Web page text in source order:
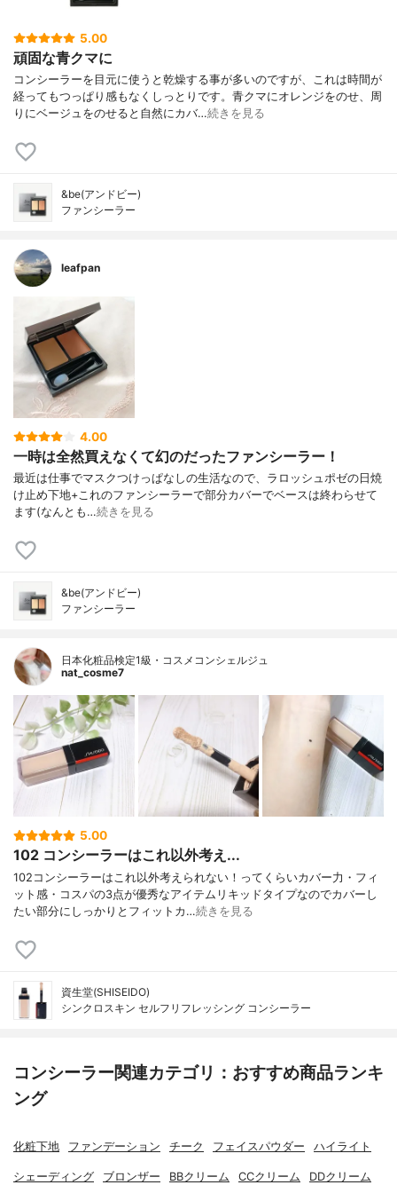
5.00
頑固な青クマに
コンシーラーを目元に使うと乾燥する事が多いのですが、これは時間が
経ってもつっぱり感もなくしっとりです。青クマにオレンジをのせ、周
りにベージュをのせると自然にカバ…続きを見る
&be(アンドビー)
ファンシーラー
leafpan
4.00
一時は全然買えなくて幻のだったファンシーラー！
最近は仕事でマスクつけっぱなしの生活なので、ラロッシュポゼの日焼
け止め下地+これのファンシーラーで部分カバーでベースは終わらせて
ます(なんとも…続きを見る
&be(アンドビー)
ファンシーラー
日本化粧品検定1級・コスメコンシェルジュ
nat_cosme7
5.00
102 コンシーラーはこれ以外考え...
102コンシーラーはこれ以外考えられない！ってくらいカバー力・フィ
ット感・コスパの3点が優秀なアイテムリキッドタイプなのでカバーし
たい部分にしっかりとフィットカ…続きを見る
資生堂(SHISEIDO)
シンクロスキン セルフリフレッシング コンシーラー
コンシーラー関連カテゴリ：おすすめ商品ランキ
ング
化粧下地 ファンデーション チーク フェイスパウダー ハイライト
シェーディング ブロンザー BBクリーム CCクリーム DDクリーム